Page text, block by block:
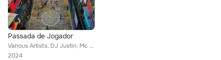
Passada de Jogador
Various Artists, DJ Justin, Mc P.a da Zn, Mc Vini Pqt, Mc Guto, Mc nego duff
2024